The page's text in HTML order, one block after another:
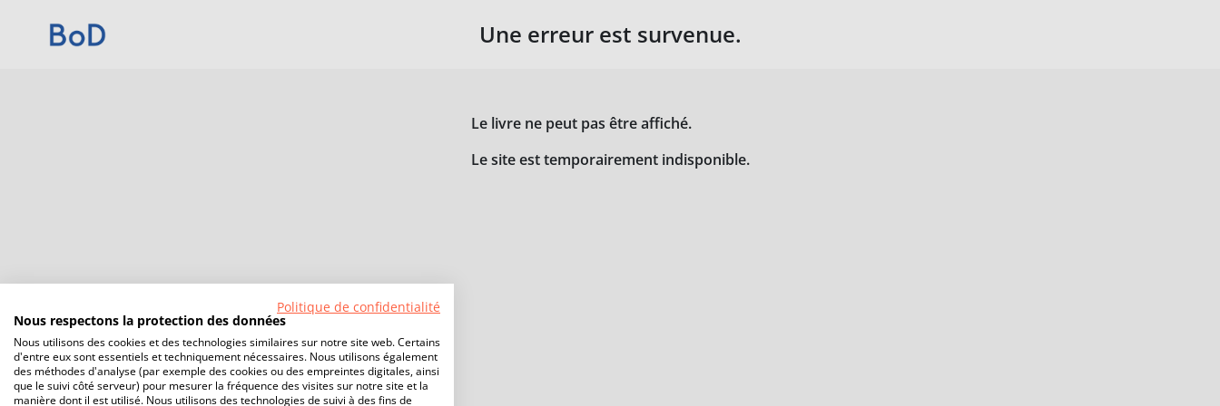
Une erreur est survenue.
Le livre ne peut pas être affiché.
Le site est temporairement indisponible.
Politique de confidentialité
Nous respectons la protection des données
Nous utilisons des cookies et des technologies similaires sur notre site web. Certains
d'entre eux sont essentiels et techniquement nécessaires. Nous utilisons également
des méthodes d'analyse (par exemple des cookies ou des empreintes digitales, ainsi
que le suivi côté serveur) pour mesurer la fréquence des visites sur notre site et la
manière dont il est utilisé. Nous utilisons des technologies de suivi à des fins de